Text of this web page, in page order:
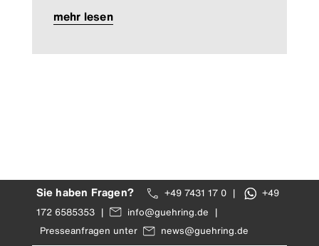
mehr lesen
Sie haben Fragen? +49 7431 17 0 |
+49
172 6585353 | info@guehring.de |
Presseanfragen unter
news@guehring.de